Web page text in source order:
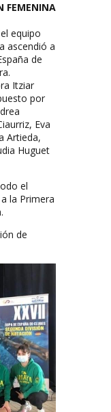
FEMENINA
equipo
ascendió a
de
Itziar
por
Eva
Artieda,
Huguet
el
la Primera
de